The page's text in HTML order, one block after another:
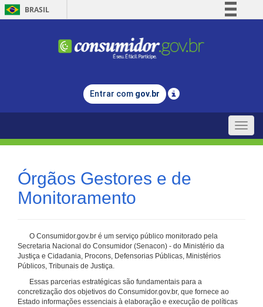
BRASIL
Comunica BR
Legislação
Entrar com gov.br
Toggle
Órgãos Gestores e de
Monitoramento
O Consumidor.gov.br é um serviço público monitorado pela
Secretaria Nacional do Consumidor (Senacon) - do Ministério da
Justiça e Cidadania, Procons, Defensorias Públicas, Ministérios
Públicos, Tribunais de Justiça.
Essas parcerias estratégicas são fundamentais para a
concretização dos objetivos do Consumidor.gov.br, que fornece ao
Estado informações essenciais à elaboração e execução de políticas